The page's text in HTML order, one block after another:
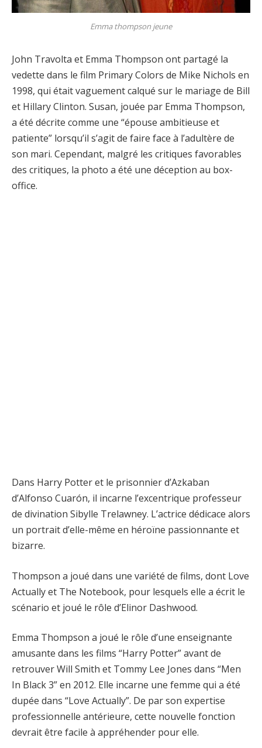
Emma thompson jeune
John Travolta et Emma Thompson ont partagé la
vedette dans le film Primary Colors de Mike Nichols en
1998, qui était vaguement calqué sur le mariage de Bill
et Hillary Clinton. Susan, jouée par Emma Thompson,
a été décrite comme une “épouse ambitieuse et
patiente” lorsqu’il s’agit de faire face à l’adultère de
son mari. Cependant, malgré les critiques favorables
des critiques, la photo a été une déception au box-
office.
Dans Harry Potter et le prisonnier d’Azkaban
d’Alfonso Cuarón, il incarne l’excentrique professeur
de divination Sibylle Trelawney. L’actrice dédicace alors
un portrait d’elle-même en héroïne passionnante et
bizarre.
Thompson a joué dans une variété de films, dont Love
Actually et The Notebook, pour lesquels elle a écrit le
scénario et joué le rôle d’Elinor Dashwood.
Emma Thompson a joué le rôle d’une enseignante
amusante dans les films “Harry Potter” avant de
retrouver Will Smith et Tommy Lee Jones dans “Men
In Black 3” en 2012. Elle incarne une femme qui a été
dupée dans “Love Actually”. De par son expertise
professionnelle antérieure, cette nouvelle fonction
devrait être facile à appréhender pour elle.